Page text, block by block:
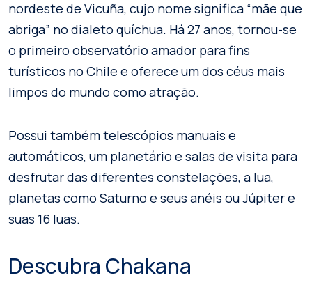
nordeste de Vicuña, cujo nome significa “mãe que
abriga” no dialeto quíchua. Há 27 anos, tornou-se
o primeiro observatório amador para fins
turísticos no Chile e oferece um dos céus mais
limpos do mundo como atração.
Possui também telescópios manuais e
automáticos, um planetário e salas de visita para
desfrutar das diferentes constelações, a lua,
planetas como Saturno e seus anéis ou Júpiter e
suas 16 luas.
Descubra Chakana